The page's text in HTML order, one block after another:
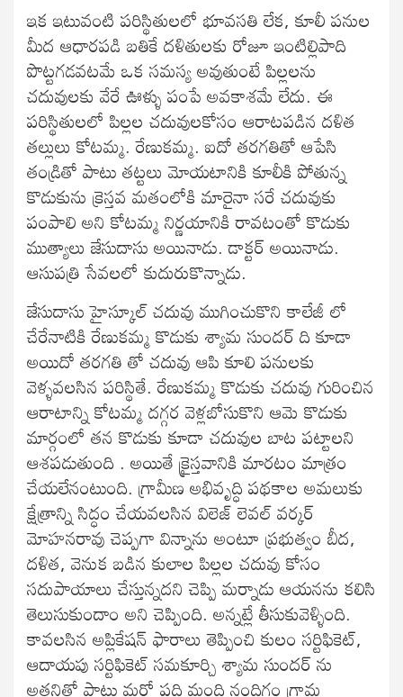
ఇక ఇటువంటి పరిస్థితులలో భూవసతి లేక, కూలీ పనుల
మీద ఆధారపడి బతికే దళితులకు రోజూ ఇంటిల్లిపాది
పొట్టగడవటమే ఒక సమస్య అవుతుంటే పిల్లలను
చదువులకు వేరే ఊళ్ళు పంపే అవకాశమే లేదు. ఈ
పరిస్థితులలో పిల్లల చదువులకోసం ఆరాటపడిన దళిత
తల్లులు కోటమ్మ. రేణుకమ్మ. ఐదో తరగతితో ఆపేసి
తండ్రితో పాటు తట్టలు మోయటానికి కూలీకి పోతున్న
కొడుకును క్రెస్తవ మతంలోకి మారైనా సరే చదువుకు
పంపాలి అని కోటమ్మ నిర్ణయానికి రావటంతో కొడుకు
ముత్యాలు జేసుదాసు అయినాడు. డాక్టర్ అయినాడు.
ఆసుపత్రి సేవలలో కుదురుకొన్నాడు.
జేసుదాసు హైస్కూల్ చదువు ముగించుకొని కాలేజీ లో
చేరేనాటికి రేణుకమ్మ కొడుకు శ్యామ సుందర్ ది కూడా
అయిదో తరగతి తో చదువు ఆపి కూలి పనులకు
వెళ్ళవలసిన పరిస్థితే. రేణుకమ్మ కొడుకు చదువు గురించిన
ఆరాటాన్ని కోటమ్మ దగ్గర వెళ్లబోసుకొని ఆమె కొడుకు
మార్గంలో తన కొడుకు కూడా చదువుల బాట పట్టాలని
ఆశపడుతుంది . అయితే క్రైస్తవానికి మారటం మాత్రం
చేయలేనంటుంది. గ్రామీణ అభివృద్ధి పథకాల అమలుకు
క్షేత్రాన్ని సిద్ధం చేయవలసిన విలెజ్ లెవల్ వర్కర్
మోహనరావు చెప్పగా విన్నాను అంటూ ప్రభుత్వం బీద,
దళిత, వెనుక బడిన కులాల పిల్లల చదువు కోసం
సదుపాయాలు చేస్తున్నదని చెప్పి మర్నాడు ఆయనను కలిసి
తెలుసుకుందాం అని చెప్పింది. అన్నట్లే తీసుకువెళ్ళింది.
కావలసిన అప్లికేషన్ ఫారాలు తెప్పించి కులం సర్టిఫికెట్,
ఆదాయపు సర్టిఫికెట్ సమకూర్చి శ్యామ సుందర్ ను
అతనితో పాటు మరో పది మంది నందిగం గ్రామ